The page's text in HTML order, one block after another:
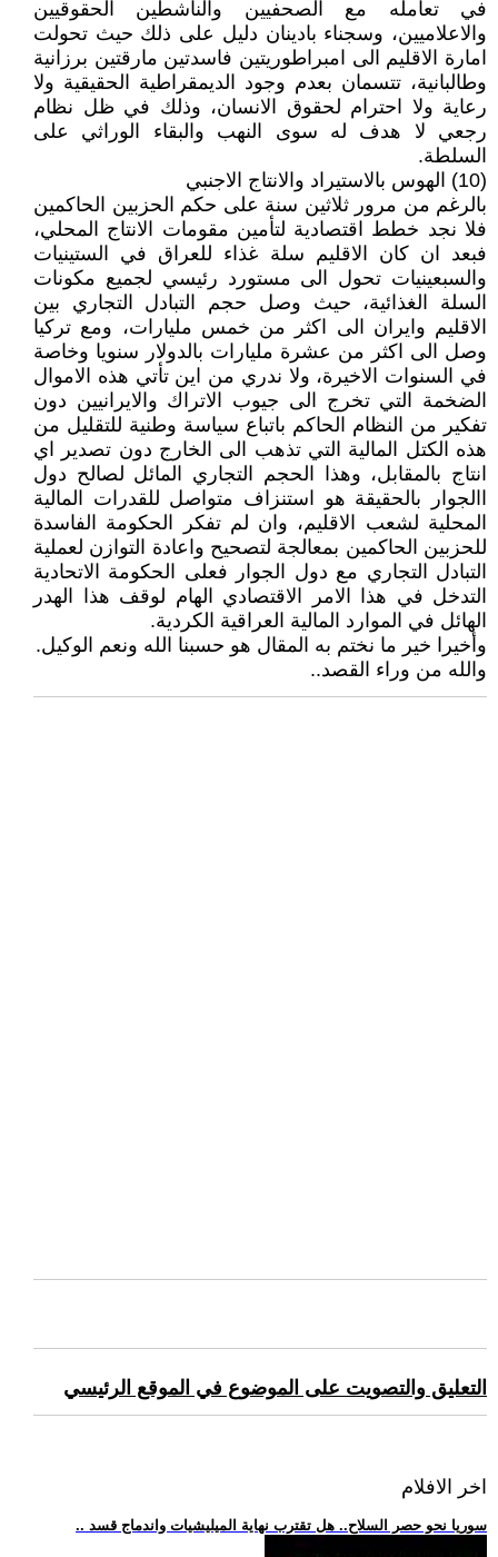
في تعامله مع الصحفيين والناشطين الحقوقيين
والاعلاميين، وسجناء بادينان دليل على ذلك حيث تحولت
امارة الاقليم الى امبراطوريتين فاسدتين مارقتين برزانية
وطالبانية، تتسمان بعدم وجود الديمقراطية الحقيقية ولا
رعاية ولا احترام لحقوق الانسان، وذلك في ظل نظام
رجعي لا هدف له سوى النهب والبقاء الوراثي على
السلطة.
(10) الهوس بالاستيراد والانتاج الاجنبي
بالرغم من مرور ثلاثين سنة على حكم الحزبين الحاكمين
فلا نجد خطط اقتصادية لتأمين مقومات الانتاج المحلي،
فبعد ان كان الاقليم سلة غذاء للعراق في الستينيات
والسبعينيات تحول الى مستورد رئيسي لجميع مكونات
السلة الغذائية، حيث وصل حجم التبادل التجاري بين
الاقليم وايران الى اكثر من خمس مليارات، ومع تركيا
وصل الى اكثر من عشرة مليارات بالدولار سنويا وخاصة
في السنوات الاخيرة، ولا ندري من اين تأتي هذه الاموال
الضخمة التي تخرج الى جيوب الاتراك والايرانيين دون
تفكير من النظام الحاكم باتباع سياسة وطنية للتقليل من
هذه الكتل المالية التي تذهب الى الخارج دون تصدير اي
انتاج بالمقابل، وهذا الحجم التجاري المائل لصالح دول
االجوار بالحقيقة هو استنزاف متواصل للقدرات المالية
المحلية لشعب الاقليم، وان لم تفكر الحكومة الفاسدة
للحزبين الحاكمين بمعالجة لتصحيح واعادة التوازن لعملية
التبادل التجاري مع دول الجوار فعلى الحكومة الاتحادية
التدخل في هذا الامر الاقتصادي الهام لوقف هذا الهدر
الهائل في الموارد المالية العراقية الكردية.
وأخيرا خير ما نختم به المقال هو حسبنا الله ونعم الوكيل.
والله من وراء القصد..
التعليق والتصويت على الموضوع في الموقع الرئيسي
اخر الافلام
.. سوريا نحو حصر السلاح.. هل تقترب نهاية الميليشيات واندماج قسد